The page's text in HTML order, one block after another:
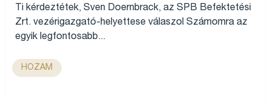
Ti kérdeztétek, Sven Doernbrack, az SPB Befektetési
Zrt. vezérigazgató-helyettese válaszol Számomra az
egyik legfontosabb...
HOZAM